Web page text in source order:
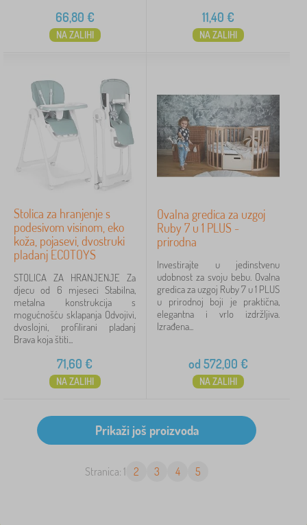
66,80 €
NA ZALIHI
11,40 €
NA ZALIHI
Stolica za hranjenje s
podesivom visinom, eko
koža, pojasevi, dvostruki
pladanj ECOTOYS
STOLICA ZA HRANJENJE Za
djecu od 6 mjeseci Stabilna,
metalna konstrukcija s
mogućnošću sklapanja Odvojivi,
dvoslojni, profilirani pladanj
Brava koja štiti...
71,60 €
NA ZALIHI
Ovalna gredica za uzgoj
Ruby 7 u 1 PLUS -
prirodna
Investirajte u jedinstvenu
udobnost za svoju bebu. Ovalna
gredica za uzgoj Ruby 7 u 1 PLUS
u prirodnoj boji je praktična,
elegantna i vrlo izdržljiva.
Izrađena...
od 572,00 €
NA ZALIHI
Stranica: 1 2 3 4 5